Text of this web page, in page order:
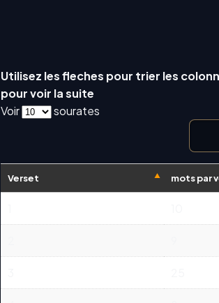
Utilisez les fleches pour trier les
pour voir la suite
Voir
sourates
Verset mots par